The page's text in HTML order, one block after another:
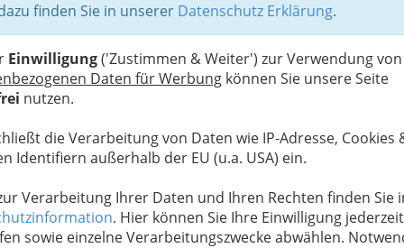
finden Sie in unserer Datenschutz Erklärung.
Einwilligung('Zustimmen & Weiter') zur Verwendung von
Daten für Werbung können Sie unsere Seite
nutzen.
die Verarbeitung von Daten wie IP-Adresse, Cookies
Identifiern außerhalb der EU (u.a. USA) ein.
Verarbeitung Ihrer Daten und Ihren Rechten finden Sie
. Hier können Sie Ihre Einwilligung jederzeit
sowie einzelne Verarbeitungszwecke abwählen.
häufigste Bauart, man
Türen.
Tür